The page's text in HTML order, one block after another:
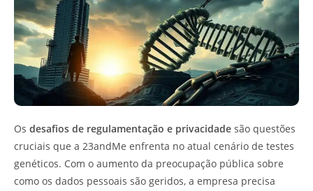
Os desafios de regulamentação e privacidade são questões
cruciais que a 23andMe enfrenta no atual cenário de testes
genéticos. Com o aumento da preocupação pública sobre
como os dados pessoais são geridos, a empresa precisa